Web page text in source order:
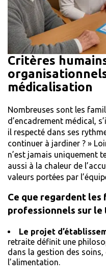
Critères
médicalisation
Nombreuses sont les
d’encadrement médical,
il respecté dans ses
continuer à jardiner ? »
n’est jamais uniquement
aussi à la chaleur de
valeurs portées par
Ce que regardent les
professionnels sur le
Le projet
retraite définit une
dans la gestion des soins,
l’alimentation.